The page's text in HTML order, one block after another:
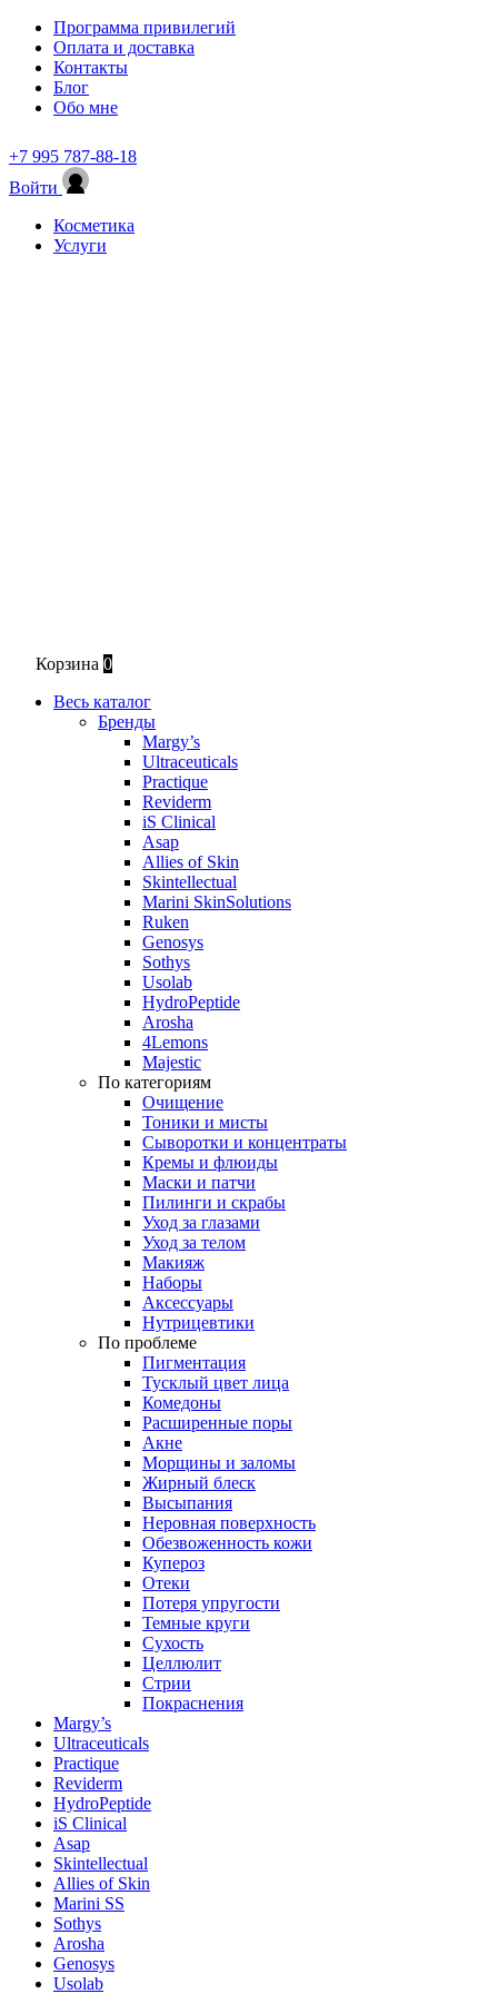
Программа привилегий
Оплата и доставка
Контакты
Блог
Обо мне
+7 995 787-88-18
Войти
Косметика
Услуги
Корзина 0
Весь каталог
Бренды
Margy’s
Ultraceuticals
Practique
Reviderm
iS Clinical
Asap
Allies of Skin
Skintellectual
Marini SkinSolutions
Ruken
Genosys
Sothys
Usolab
HydroPeptide
Arosha
4Lemons
Majestic
По категориям
Очищение
Тоники и мисты
Сыворотки и концентраты
Кремы и флюиды
Маски и патчи
Пилинги и скрабы
Уход за глазами
Уход за телом
Макияж
Наборы
Аксессуары
Нутрицевтики
По проблеме
Пигментация
Тусклый цвет лица
Комедоны
Расширенные поры
Акне
Морщины и заломы
Жирный блеск
Высыпания
Неровная поверхность
Обезвоженность кожи
Купероз
Отеки
Потеря упругости
Темные круги
Сухость
Целлюлит
Стрии
Покраснения
Margy’s
Ultraceuticals
Practique
Reviderm
HydroPeptide
iS Clinical
Asap
Skintellectual
Allies of Skin
Marini SS
Sothys
Arosha
Genosys
Usolab